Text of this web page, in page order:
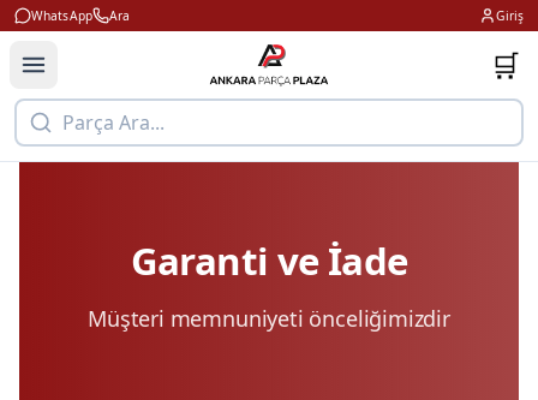
WhatsApp Ara Giriş
🛒
Parça Ara...
Garanti ve İade
Müşteri memnuniyeti önceliğimizdir